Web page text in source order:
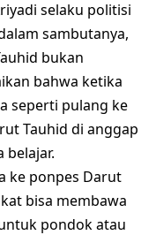
selaku politisi
sambutanya,
bukan
bahwa ketika
seperti pulang ke
Tauhid di anggap
belajar.
ke ponpes Darut
bisa membawa
pondok atau